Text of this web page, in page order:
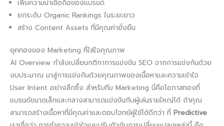
เพิ่มความน่าเชื่อถือของแบรนด์
ยกระดับ Organic Rankings ในระยะยาว
สร้าง Content Assets ที่มีคุณค่ายั่งยืน
ยุคทองของ Marketing ที่ใส่ใจคุณภาพ
AI Overview กำลังเปลี่ยนกติกาการแข่งขัน SEO จากการแข่งกันด้วย
งบประมาณ มาสู่การแข่งกันด้วยคุณภาพของเนื้อหาและความเข้าใจ
User Intent อย่างลึกซึ้ง สำหรับทีม Marketing นี่คือโอกาสทองที่
แบรนด์ขนาดเล็กและกลางสามารถแข่งขันกับผู้เล่นรายใหญ่ได้ ถ้าคุณ
สามารถสร้างเนื้อหาที่มีคุณค่าและตอบโจทย์ผู้ใช้ได้ดีกว่า ที่ Predictive